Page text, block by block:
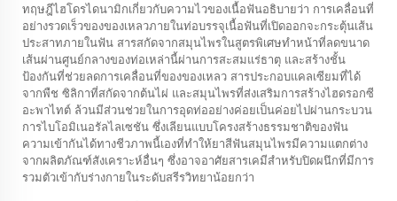
ทฤษฎีไฮโดรไดนามิกเกี่ยวกับความไวของเนื้อฟันอธิบายว่า การเคลื่อนที่
อย่างรวดเร็วของของเหลวภายในท่อบรรจุเนื้อฟันที่เปิดออกจะกระตุ้นเส้น
ประสาทภายในฟัน สารสกัดจากสมุนไพรในสูตรพิเศษทำหน้าที่ลดขนาด
เส้นผ่านศูนย์กลางของท่อเหล่านี้ผ่านการสะสมแร่ธาตุ และสร้างชั้น
ป้องกันที่ช่วยลดการเคลื่อนที่ของของเหลว สารประกอบแคลเซียมที่ได้
จากพืช ซิลิกาที่สกัดจากต้นไผ่ และสมุนไพรที่ส่งเสริมการสร้างไฮดรอกซี
อะพาไทต์ ล้วนมีส่วนช่วยในการอุดท่ออย่างค่อยเป็นค่อยไปผ่านกระบวน
การไบโอมิเนอรัลไลเซชัน ซึ่งเลียนแบบโครงสร้างธรรมชาติของฟัน
ความเข้ากันได้ทางชีวภาพนี้เองที่ทำให้ยาสีฟันสมุนไพรมีความแตกต่าง
จากผลิตภัณฑ์สังเคราะห์อื่นๆ ซึ่งอาจอาศัยสารเคมีสำหรับปิดผนึกที่มีการ
รวมตัวเข้ากับร่างกายในระดับสรีรวิทยาน้อยกว่า